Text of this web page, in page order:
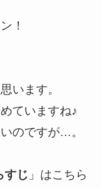
！
います。
ていますね♪
のですが…。
すじ 」はこちら